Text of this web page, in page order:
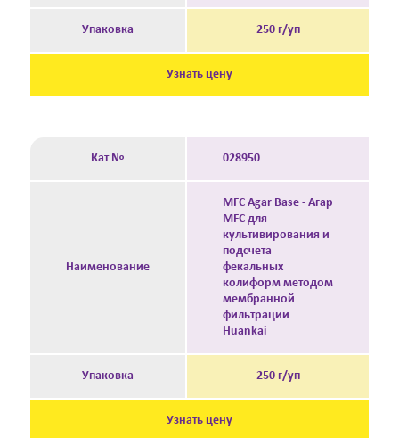
Упаковка 250 г/уп
Узнать цену
Кат № 028950
Наименование
MFC Agar Base - Агар
MFC для
культивирования и
подсчета
фекальных
колиформ методом
мембранной
фильтрации
Huankai
Упаковка 250 г/уп
Узнать цену